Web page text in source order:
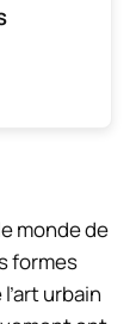
monde de
formes
urbain